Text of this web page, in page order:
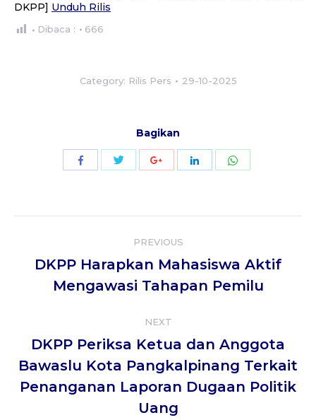
DKPP] Unduh Rilis
Dibaca : 666
Category: Rilis Pers 29-10-2025
Bagikan
Share
Share
navigation
PREVIOUS
Previous
post:
DKPP Harapkan Mahasiswa Aktif
Mengawasi Tahapan Pemilu
NEXT
Next
post:
DKPP Periksa Ketua dan Anggota
Bawaslu Kota Pangkalpinang Terkait
Penanganan Laporan Dugaan Politik
Uang